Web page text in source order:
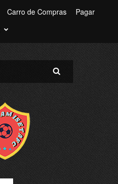
Carro de Compras
Pagar